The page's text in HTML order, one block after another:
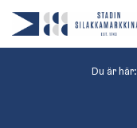
Du är här: